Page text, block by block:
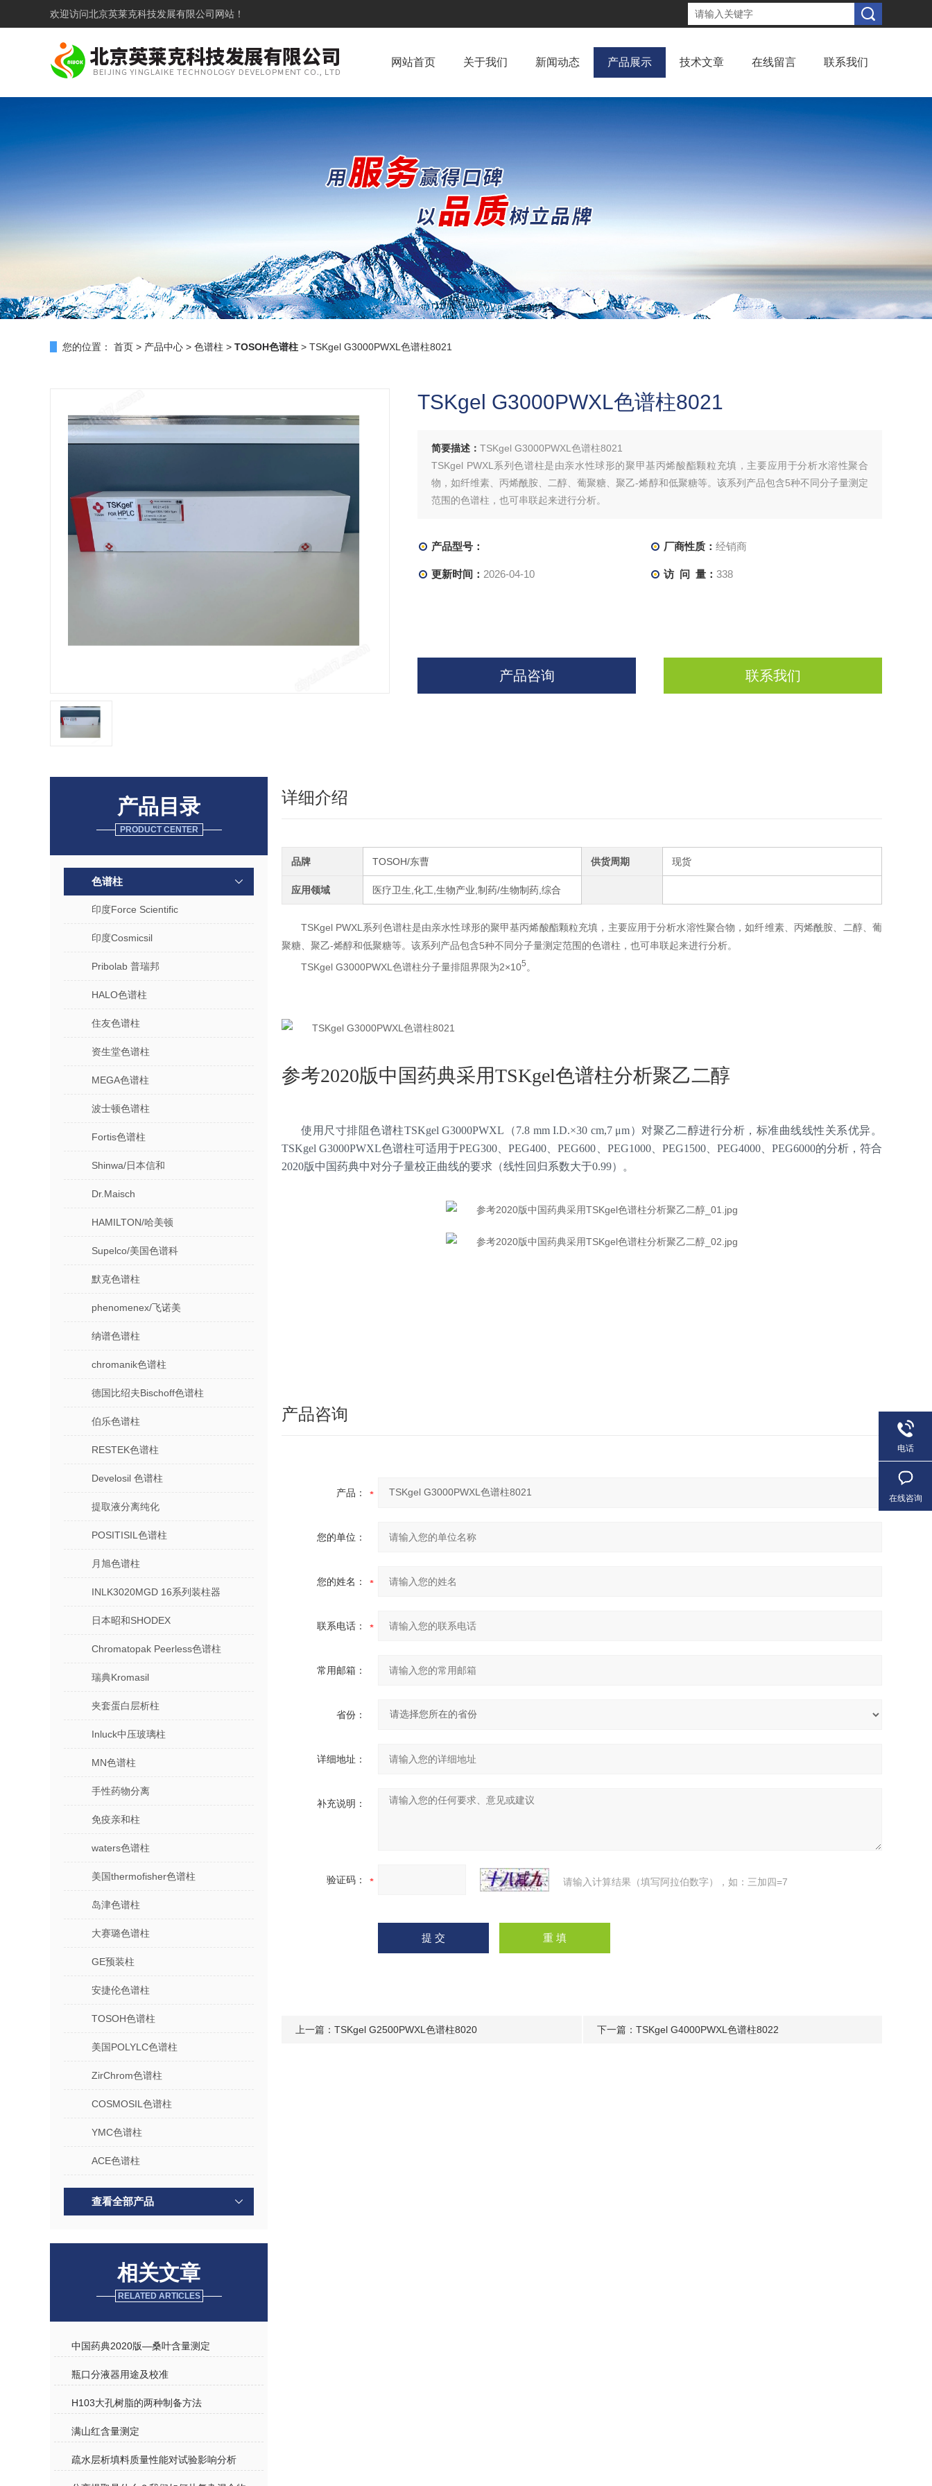
欢迎访问北京英莱克科技发展有限公司网站！
网站首页 关于我们 新闻动态 产品展示 技术文章 在线留言 联系我们
您的位置： 首页 > 产品中心 > 色谱柱 > TOSOH色谱柱 > TSKgel G3000PWXL色谱柱8021
TSKgel G3000PWXL色谱柱8021
简要描述： TSKgel G3000PWXL色谱柱8021
TSKgel PWXL系列色谱柱是由亲水性球形的聚甲基丙烯酸酯颗粒充填，主要应用于分析水溶性聚合
物，如纤维素、丙烯酰胺、二醇、葡聚糖、聚乙-烯醇和低聚糖等。该系列产品包含5种不同分子量测定
范围的色谱柱，也可串联起来进行分析。
产品型号： 厂商性质： 经销商
更新时间： 2026-04-10 访 问 量： 338
产品咨询 联系我们
产品目录
PRODUCT CENTER
色谱柱
印度Force Scientific
印度Cosmicsil
Pribolab 普瑞邦
HALO色谱柱
住友色谱柱
资生堂色谱柱
MEGA色谱柱
波士顿色谱柱
Fortis色谱柱
Shinwa/日本信和
Dr.Maisch
HAMILTON/哈美顿
Supelco/美国色谱科
默克色谱柱
phenomenex/飞诺美
纳谱色谱柱
chromanik色谱柱
德国比绍夫Bischoff色谱柱
伯乐色谱柱
RESTEK色谱柱
Develosil 色谱柱
提取液分离纯化
POSITISIL色谱柱
月旭色谱柱
INLK3020MGD 16系列装柱器
日本昭和SHODEX
Chromatopak Peerless色谱柱
瑞典Kromasil
夹套蛋白层析柱
Inluck中压玻璃柱
MN色谱柱
手性药物分离
免疫亲和柱
waters色谱柱
美国thermofisher色谱柱
岛津色谱柱
大赛璐色谱柱
GE预装柱
安捷伦色谱柱
TOSOH色谱柱
美国POLYLC色谱柱
ZirChrom色谱柱
COSMOSIL色谱柱
YMC色谱柱
ACE色谱柱
查看全部产品
相关文章
RELATED ARTICLES
中国药典2020版—桑叶含量测定
瓶口分液器用途及校准
H103大孔树脂的两种制备方法
满山红含量测定
疏水层析填料质量性能对试验影响分析
详细介绍
品牌 TOSOH/东曹 供货周期 现货
应用领域 医疗卫生,化工,生物产业,制药/生物制药,综合
TSKgel PWXL系列色谱柱是由亲水性球形的聚甲基丙烯酸酯颗粒充填，主要应用于分析水溶性聚合物，如纤维素、丙烯酰胺、二醇、葡
聚糖、聚乙-烯醇和低聚糖等。该系列产品包含5种不同分子量测定范围的色谱柱，也可串联起来进行分析。
TSKgel G3000PWXL色谱柱分子量排阻界限为2×105 。
参考2020版中国药典采用TSKgel色谱柱分析聚乙二醇
使用尺寸排阻色谱柱TSKgel G3000PWXL（7.8 mm I.D.×30 cm,7 μm）对聚乙二醇进行分析，标准曲线线性关系优异。
TSKgel G3000PWXL色谱柱可适用于PEG300、PEG400、PEG600、PEG1000、PEG1500、PEG4000、PEG6000的分析，符合
2020版中国药典中对分子量校正曲线的要求（线性回归系数大于0.99）。
产品咨询
产品：
您的单位：
您的姓名：
联系电话：
常用邮箱：
省份：
详细地址：
补充说明：
验证码： 请输入计算结果（填写阿拉伯数字），如：三加四=7
上一篇： TSKgel G2500PWXL色谱柱8020 下一篇： TSKgel G4000PWXL色谱柱8022
电话
在线咨询